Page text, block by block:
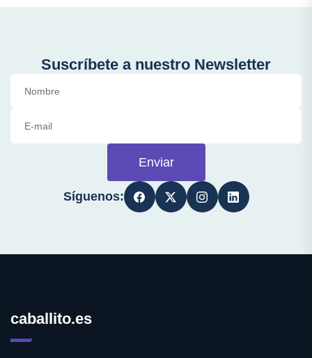
Suscríbete a nuestro Newsletter
Enviar
Síguenos:
caballito.es